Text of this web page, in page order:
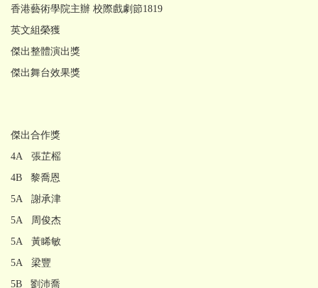
香港藝術學院主辦 校際戲劇節1819
英文組榮獲
傑出整體演出獎
傑出舞台效果獎
傑出合作獎
4A 張芷榣
4B 黎喬恩
5A 謝承津
5A 周俊杰
5A 黃睎敏
5A 梁豐
5B 劉沛喬